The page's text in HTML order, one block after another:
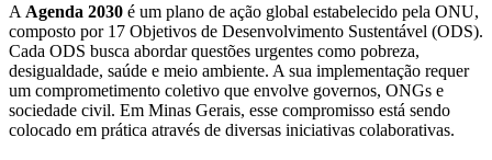
A Agenda 2030 é um plano de ação global estabelecido pela ONU,
composto por 17 Objetivos de Desenvolvimento Sustentável (ODS).
Cada ODS busca abordar questões urgentes como pobreza,
desigualdade, saúde e meio ambiente. A sua implementação requer
um comprometimento coletivo que envolve governos, ONGs e
sociedade civil. Em Minas Gerais, esse compromisso está sendo
colocado em prática através de diversas iniciativas colaborativas.